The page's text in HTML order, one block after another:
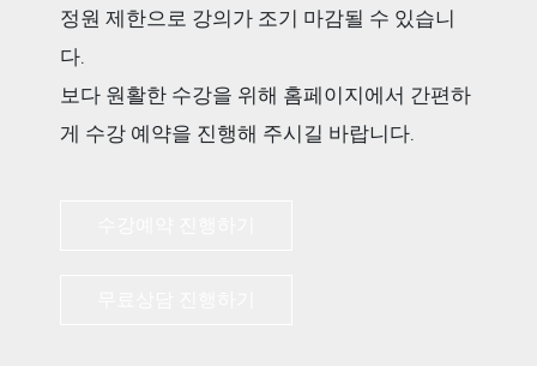
정원 제한으로 강의가 조기 마감될 수 있습니
다.
보다 원활한 수강을 위해 홈페이지에서 간편하
게 수강 예약을 진행해 주시길 바랍니다.